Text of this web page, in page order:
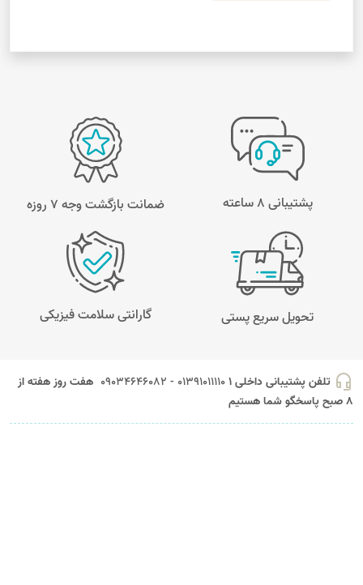
پشتیبانی 8 ساعته ضمانت بازگشت وجه ۷ روزه
تحویل سریع پستی گارانتی سلامت فیزیکی
headset_mic تلفن پشتیبانی داخلی 1 01391011110 - 09034646082
هفت روز هفته از
8 صبح پاسخگو شما هستیم